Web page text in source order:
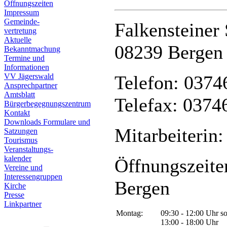
Öffnungszeiten
Impressum
Gemeinde-
vertretung
Aktuelle
Bekanntmachung
Termine und
Informationen
VV Jägerswald
Ansprechpartner
Amtsblatt
Bürgerbegegnungszentrum
Kontakt
Downloads Formulare und
Satzungen
Tourismus
Veranstaltungs-
kalender
Vereine und
Interessen­gruppen
Kirche
Presse
Linkpartner
Falkensteiner
08239 Bergen
Telefon:
Telefax:
Mitarbeiterin:
Bergen
Montag:
09:30 - 12:00 Uhr
13:00 - 18:00 Uhr